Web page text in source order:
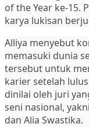
of the Year ke-15.
karya lukisan
Alliya menyebut
memasuki dunia
tersebut untuk
karier setelah
dinilai oleh juri
seni nasional,
dan Alia Swastika.